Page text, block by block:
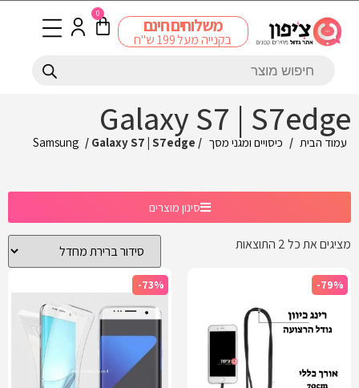
משלוחים חינם
בקנייה מעל 199 ש"ח
0
Galaxy S7 | S7edge
עמוד הבית / כיסויים ומגני מסך /
Samsung / Galaxy S7 | S7edge
סינון מוצרים
מציגים את כל ⁦2⁩ התוצאות
-79%
-73%